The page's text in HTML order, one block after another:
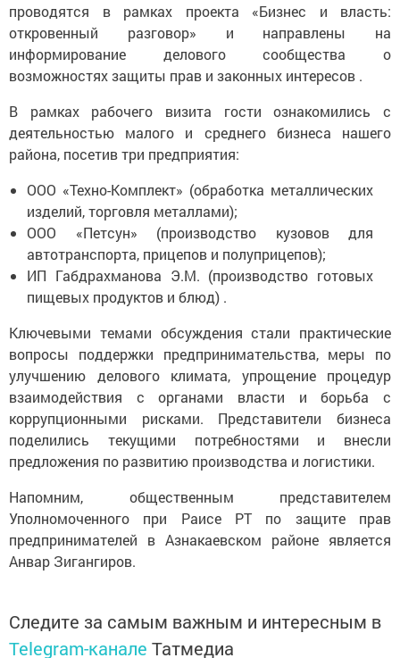
проводятся в рамках проекта «Бизнес и власть:
откровенный разговор» и направлены на
информирование делового сообщества о
возможностях защиты прав и законных интересов .
В рамках рабочего визита гости ознакомились с
деятельностью малого и среднего бизнеса нашего
района, посетив три предприятия:
ООО «Техно-Комплект» (обработка металлических
изделий, торговля металлами);
ООО «Петсун» (производство кузовов для
автотранспорта, прицепов и полуприцепов);
ИП Габдрахманова Э.М. (производство готовых
пищевых продуктов и блюд) .
Ключевыми темами обсуждения стали практические
вопросы поддержки предпринимательства, меры по
улучшению делового климата, упрощение процедур
взаимодействия с органами власти и борьба с
коррупционными рисками. Представители бизнеса
поделились текущими потребностями и внесли
предложения по развитию производства и логистики.
Напомним, общественным представителем
Уполномоченного при Раисе РТ по защите прав
предпринимателей в Азнакаевском районе является
Анвар Зигангиров.
Следите за самым важным и интересным в
Telegram-канале Татмедиа